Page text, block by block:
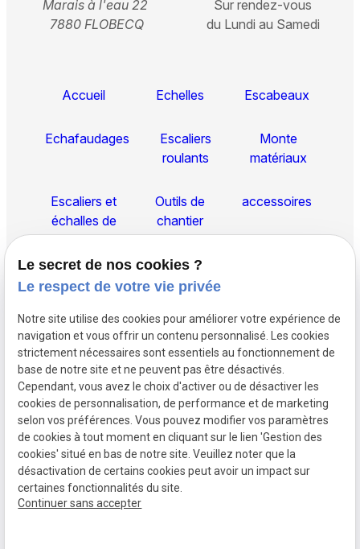
Marais à l'eau 22
7880 FLOBECQ
Sur rendez-vous
du Lundi au Samedi
Accueil Echelles Escabeaux
Echafaudages
Escaliers
roulants
Monte
matériaux
Escaliers et
échalles de
secours
Outils de
chantier
accessoires
Télescopiques
Mentions légales
Politique de
confidentialité
Gestion
des
cookies
Plan du
site
TVA
Intracommunautaire :
BE0401140431
Le secret de nos cookies ?
Le respect de votre vie privée
Notre site utilise des cookies pour améliorer votre expérience de
navigation et vous offrir un contenu personnalisé. Les cookies
strictement nécessaires sont essentiels au fonctionnement de
base de notre site et ne peuvent pas être désactivés.
Cependant, vous avez le choix d'activer ou de désactiver les
cookies de personnalisation, de performance et de marketing
selon vos préférences. Vous pouvez modifier vos paramètres
de cookies à tout moment en cliquant sur le lien 'Gestion des
cookies' situé en bas de notre site. Veuillez noter que la
désactivation de certains cookies peut avoir un impact sur
certaines fonctionnalités du site.
Continuer sans accepter